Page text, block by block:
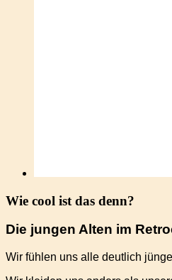
Wie cool ist das denn?
Die jungen Alten im
Wir fühlen uns alle deutlich